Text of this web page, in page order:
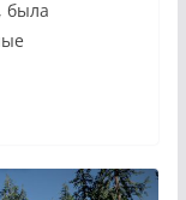
была